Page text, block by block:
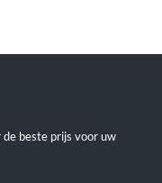
beste prijs voor uw